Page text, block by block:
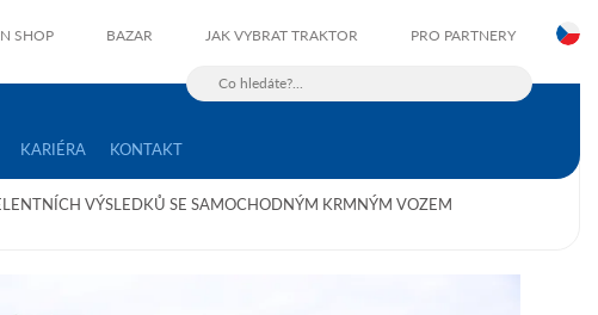
SHOP BAZAR JAK VYBRAT TRAKTOR PRO PARTNERY
KARIÉRA KONTAKT
VÝSLEDKŮ SE SAMOCHODNÝM KRMNÝM VOZEM